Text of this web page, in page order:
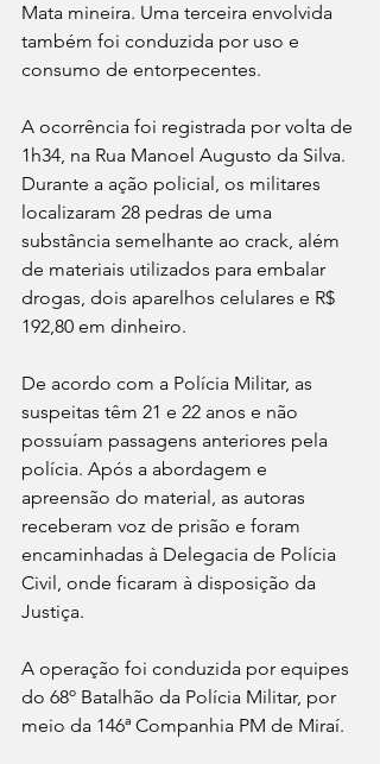
Mata mineira. Uma terceira envolvida
também foi conduzida por uso e
consumo de entorpecentes.
A ocorrência foi registrada por volta de
1h34, na Rua Manoel Augusto da Silva.
Durante a ação policial, os militares
localizaram 28 pedras de uma
substância semelhante ao crack, além
de materiais utilizados para embalar
drogas, dois aparelhos celulares e R$
192,80 em dinheiro.
De acordo com a Polícia Militar, as
suspeitas têm 21 e 22 anos e não
possuíam passagens anteriores pela
polícia. Após a abordagem e
apreensão do material, as autoras
receberam voz de prisão e foram
encaminhadas à Delegacia de Polícia
Civil, onde ficaram à disposição da
Justiça.
A operação foi conduzida por equipes
do 68º Batalhão da Polícia Militar, por
meio da 146ª Companhia PM de Miraí.